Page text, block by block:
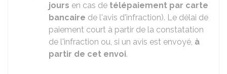
jours en cas de télépaiement par carte
bancaire de l'avis d'infraction). Le délai de
paiement court à partir de la constatation
de l'infraction ou, si un avis est envoyé, à
partir de cet envoi.